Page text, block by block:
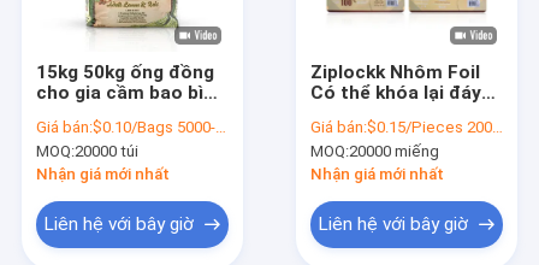
15kg 50kg ống đồng
cho gia cầm bao bì
Túi đựng thức ăn cho
chó huấn luyện
Giá bán:$0.10/Bags 5000-19999 Bags
MOQ:20000 túi
Nhận giá mới nhất
Liên hệ với bây giờ
Ziplockk Nhôm Foil
Có thể khóa lại đáy
chó cưng 1kg 2kg 5kg
15kg
Giá bán:$0.15/Pieces 20000-199999 Pieces
MOQ:20000 miếng
Nhận giá mới nhất
Liên hệ với bây giờ